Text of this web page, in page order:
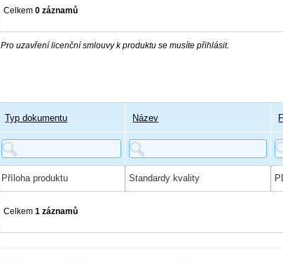
Celkem 0 záznamů
Pro uzavření licenční smlouvy k produktu se musíte přihlásit.
Typ dokumentu Název
Příloha produktu Standardy kvality
Celkem 1 záznamů